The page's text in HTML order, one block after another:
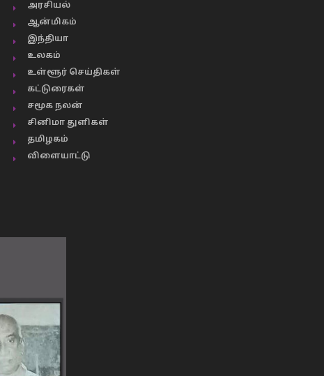
அரசியல்
ஆன்மிகம்
இந்தியா
உலகம்
உள்ளூர் செய்திகள்
கட்டுரைகள்
சமூக நலன்
சினிமா துளிகள்
தமிழகம்
விளையாட்டு